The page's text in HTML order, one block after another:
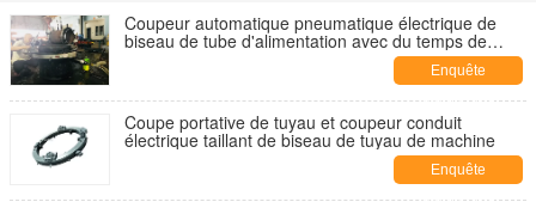
Coupeur automatique pneumatique électrique de
biseau de tube d'alimentation avec du temps de
Enquête
maintenant
Coupe portative de tuyau et coupeur conduit
électrique taillant de biseau de tuyau de machine
Enquête
maintenant